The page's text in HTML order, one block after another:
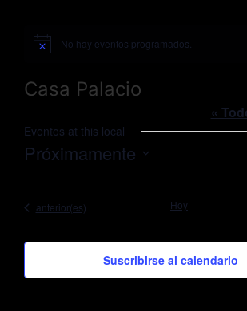
Aviso No hay eventos programados.
Casa Palacio
«
Eventos at this local
Próximamente
fecha.
Eventos
anterior(es) Hoy
Suscribirse al calendario